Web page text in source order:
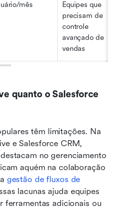
mês
Equipes que
precisam de
controle
avançado de
vendas
quanto o Salesforce
têm limitações. Na
e Salesforce CRM,
no gerenciamento
aquém na colaboração
gestão de fluxos de
lacunas ajuda equipes
ferramentas adicionais ou